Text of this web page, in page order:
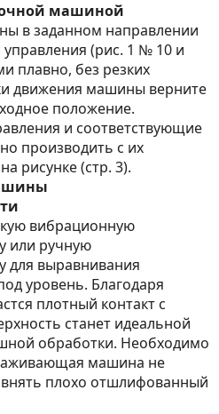
машиной
в заданном направлении
(рис. 1 № 10 и
плавно, без резких
движения машины верните
положение.
и соответствующие
производить с их
рисунке (стр. 3).
вибрационную
или ручную
выравнивания
уровень. Благодаря
плотный контакт с
станет идеальной
обработки. Необходимо
машина не
плохо отшлифованный